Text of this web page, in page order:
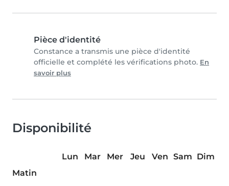
Pièce d'identité
Constance a transmis une pièce d'identité
officielle et complété les vérifications photo. En
savoir plus
Disponibilité
Lun Mar Mer Jeu Ven Sam Dim
Matin